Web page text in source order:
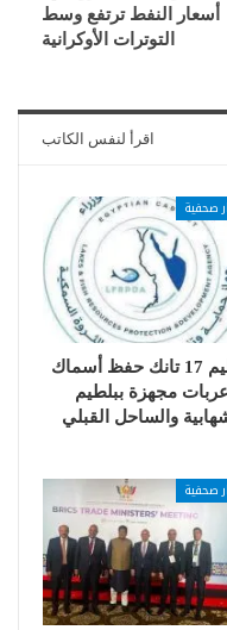
أسعار النفط ترتفع وسط
التوترات الأوكرانية
اقرأ لنفس الكاتب
صحفية
تسليم 17 تانك حفظ أسماك
و3 عربات مجهزة ببلطيم
والساحل القبلي
صحفية